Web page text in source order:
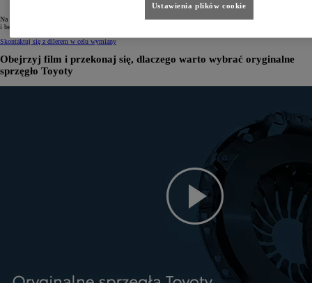
Na autostradzie, w miejskich korkach czy podczas wyprzedzania sprawnie działające sprzęgło zapewnia łatwą
i bezpieczną zmianę̨ biegów, dzięki czemu zachowujesz pełną kontrolę nad autem.
Skontaktuj się z dilerem w celu wymiany
Obejrzyj film i przekonaj się, dlaczego warto wybrać oryginalne
sprzęgło Toyoty
Ustawienia plików cookie